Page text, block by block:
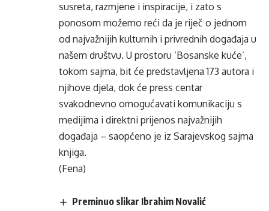
susreta, razmjene i inspiracije, i zato s
ponosom možemo reći da je riječ o jednom
od najvažnijih kulturnih i privrednih događaja u
našem društvu. U prostoru ‘Bosanske kuće’,
tokom sajma, bit će predstavljena 173 autora i
njihove djela, dok će press centar
svakodnevno omogućavati komunikaciju s
medijima i direktni prijenos najvažnijih
događaja – saopćeno je iz Sarajevskog sajma
knjiga.
(Fena)
Preminuo slikar Ibrahim Novalić